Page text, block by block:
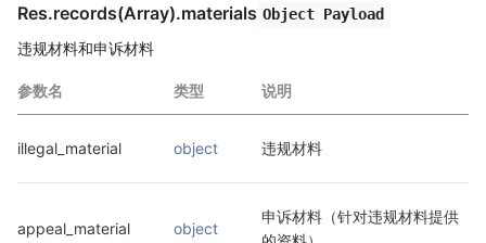
Res.records(Array).materials Object Payload
违规材料和申诉材料
参数名 类型 说明
illegal_material object 违规材料
appeal_material object
申诉材料（针对违规材料提供